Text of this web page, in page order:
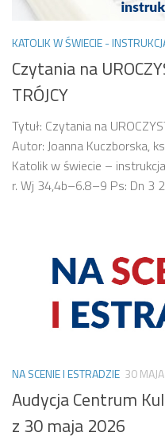
KATOLIK W ŚWIECIE -
Czytania na
TRÓJCY
Tytuł: Czytania na
Autor: Joanna Kuczborska,
Katolik w świecie –
r. Wj 34,4b–6.8–9 Ps: Dn 3
NA SCENIE I ESTRADZIE 30
Audycja Centrum
z 30 maja 2026